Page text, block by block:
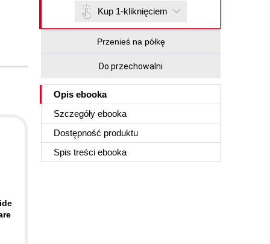
Kup 1-kliknięciem
Przenieś na półkę
Do przechowalni
Opis ebooka
Szczegóły ebooka
Dostępność produktu
Spis treści ebooka